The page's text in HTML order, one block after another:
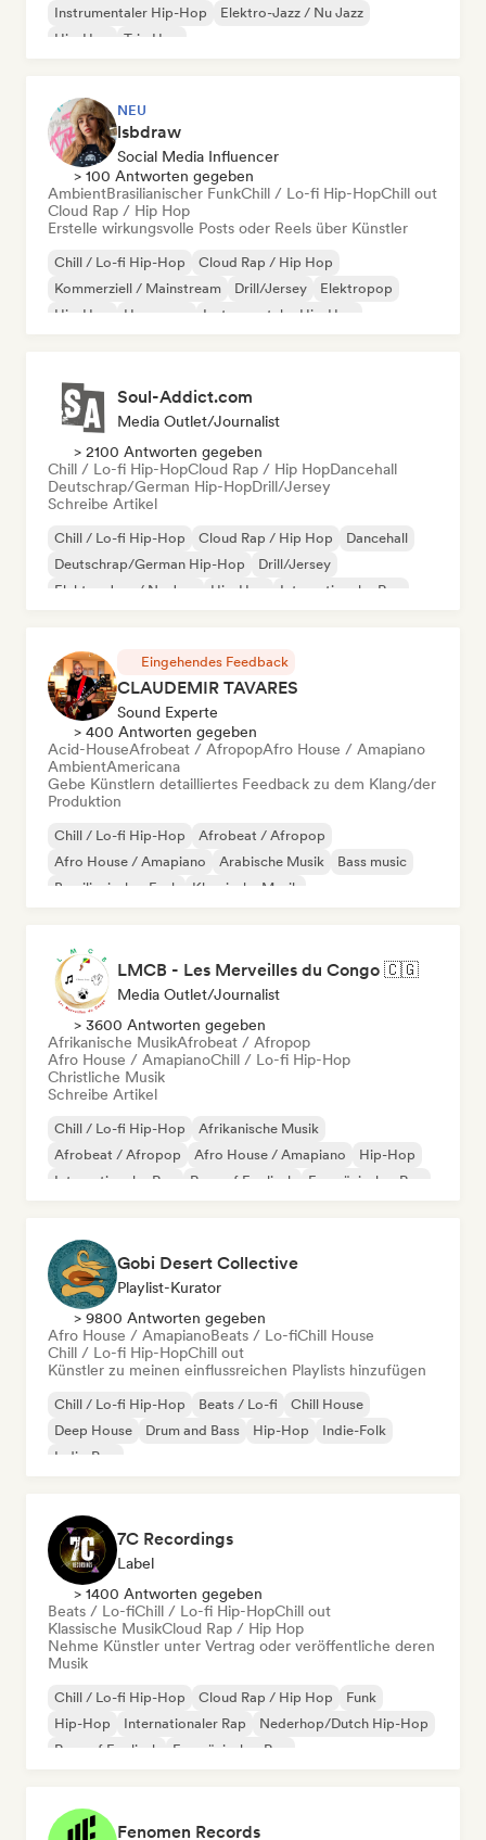
Instrumentaler Hip-Hop
Elektro-Jazz / Nu Jazz
Hip-Hop
Trip Hop
NEU
lsbdraw
Social Media Influencer
> 100 Antworten gegeben
AmbientBrasilianischer FunkChill / Lo-fi Hip-HopChill out
Cloud Rap / Hip Hop
Erstelle wirkungsvolle Posts oder Reels über Künstler
Chill / Lo-fi Hip-Hop
Cloud Rap / Hip Hop
Kommerziell / Mainstream
Drill/Jersey
Elektropop
Hip-Hop
Hyperpop Instrumentaler Hip-Hop
Soul-Addict.com
Media Outlet/Journalist
> 2100 Antworten gegeben
Chill / Lo-fi Hip-HopCloud Rap / Hip HopDancehall
Deutschrap/German Hip-HopDrill/Jersey
Schreibe Artikel
Chill / Lo-fi Hip-Hop Cloud Rap / Hip Hop
Dancehall
Deutschrap/German Hip-Hop
Drill/Jersey
Elektro-Jazz / Nu Jazz
Hip-Hop Internationaler Rap
Eingehendes Feedback
CLAUDEMIR TAVARES
Sound Experte
> 400 Antworten gegeben
Acid-HouseAfrobeat / AfropopAfro House / Amapiano
AmbientAmericana
Gebe Künstlern detailliertes Feedback zu dem Klang/der
Produktion
Chill / Lo-fi Hip-Hop
Afrobeat / Afropop
Afro House / Amapiano
Arabische Musik
Bass music
Brasilianischer Funk
Klassische Musik
LMCB - Les Merveilles du Congo 🇨🇬
Media Outlet/Journalist
> 3600 Antworten gegeben
Afrikanische MusikAfrobeat / Afropop
Afro House / AmapianoChill / Lo-fi Hip-Hop
Christliche Musik
Schreibe Artikel
Chill / Lo-fi Hip-Hop
Afrikanische Musik
Afrobeat / Afropop
Afro House / Amapiano
Hip-Hop
Internationaler Rap
Rap auf Englisch Französischer Rap
Gobi Desert Collective
Playlist-Kurator
> 9800 Antworten gegeben
Afro House / AmapianoBeats / Lo-fiChill House
Chill / Lo-fi Hip-HopChill out
Künstler zu meinen einflussreichen Playlists hinzufügen
Chill / Lo-fi Hip-Hop Beats / Lo-fi
Chill House
Deep House
Drum and Bass Hip-Hop
Indie-Folk
Indie-Pop
7C Recordings
Label
> 1400 Antworten gegeben
Beats / Lo-fiChill / Lo-fi Hip-HopChill out
Klassische MusikCloud Rap / Hip Hop
Nehme Künstler unter Vertrag oder veröffentliche deren
Musik
Chill / Lo-fi Hip-Hop Cloud Rap / Hip Hop
Funk
Hip-Hop
Internationaler Rap
Nederhop/Dutch Hip-Hop
Rap auf Englisch
Französischer Rap
Fenomen Records